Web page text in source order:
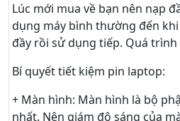
Lúc mới mua về bạn nên nạp
dụng máy bình thường đến khi
đầy rồi sử dụng tiếp. Quá trình
Bí quyết tiết kiệm pin laptop:
+ Màn hình: Màn hình là bộ
nhất. Nên giám độ sáng của